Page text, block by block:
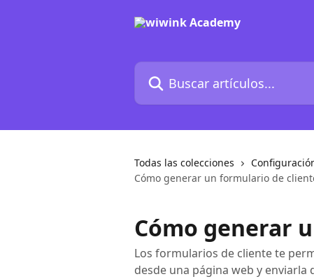
Buscar artículos...
Todas las colecciones
Cómo generar un formulario de
Cómo generar
Los formularios de cliente te
desde una página web y